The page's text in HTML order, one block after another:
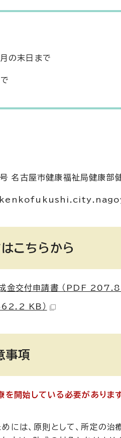
の末日まで
名古屋市健康福祉局健康部
こちらから
金交付申請書 （PDF 207.8
KB）
事項
開始している必要がありま
には、原則として、所定の